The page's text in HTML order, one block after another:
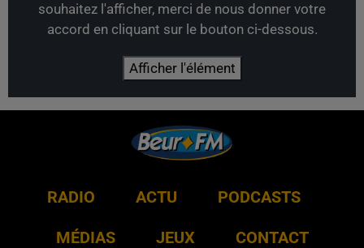
souhaitez l'afficher, merci de nous donner votre
accord en cliquant sur le bouton ci-dessous.
Afficher l'élément
RADIO ACTU PODCASTS
MÉDIAS JEUX CONTACT